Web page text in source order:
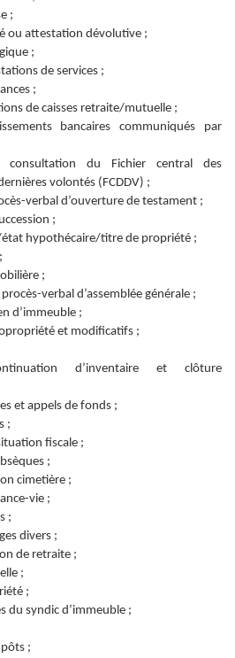
;
ou attestation dévolutive ;
;
de services ;
;
de caisses retraite/mutuelle ;
bancaires communiqués par
du Fichier central des
volontés (FCDDV) ;
verbal d’ouverture de testament ;
;
hypothécaire/titre de propriété ;
;
verbal d’assemblée générale ;
d’immeuble ;
et modificatifs ;
d’inventaire et clôture
et appels de fonds ;
;
fiscale ;
;
cimetière ;
vie ;
;
divers ;
de retraite ;
;
;
du syndic d’immeuble ;
;